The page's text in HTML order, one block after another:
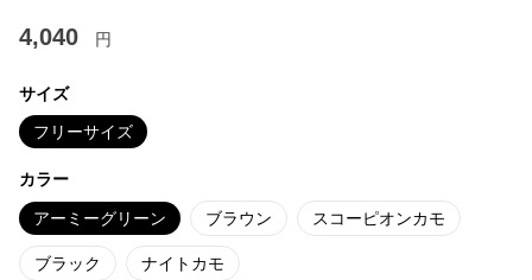
4,040 円
サイズ
フリーサイズ
カラー
アーミーグリーン ブラウン スコーピオンカモ
ブラック ナイトカモ